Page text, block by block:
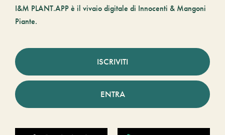
I&M PLANT.APP è il vivaio digitale di Innocenti & Mangoni
Piante.
ISCRIVITI
ENTRA